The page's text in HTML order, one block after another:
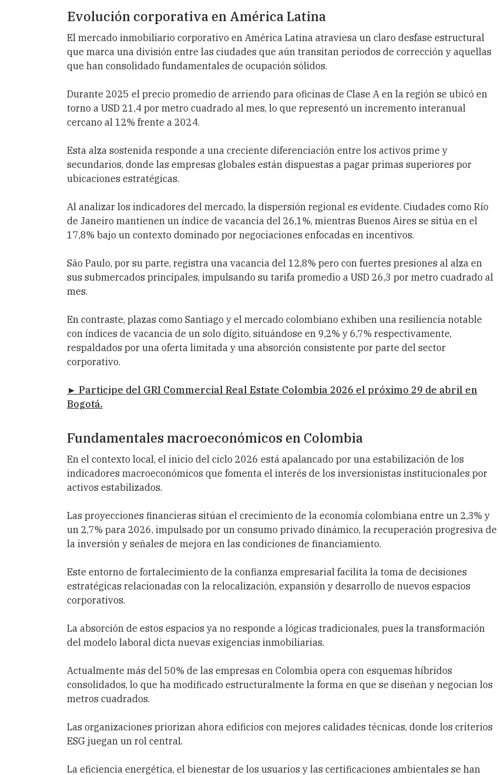
Evolución corporativa en América Latina
El mercado inmobiliario corporativo en América Latina atraviesa un claro desfase estructural
que marca una división entre las ciudades que aún transitan periodos de corrección y aquellas
que han consolidado fundamentales de ocupación sólidos.
Durante 2025 el precio promedio de arriendo para oficinas de Clase A en la región se ubicó en
torno a USD 21,4 por metro cuadrado al mes, lo que representó un incremento interanual
cercano al 12% frente a 2024.
Esta alza sostenida responde a una creciente diferenciación entre los activos prime y
secundarios, donde las empresas globales están dispuestas a pagar primas superiores por
ubicaciones estratégicas.
Al analizar los indicadores del mercado, la dispersión regional es evidente. Ciudades como Río
de Janeiro mantienen un índice de vacancia del 26,1%, mientras Buenos Aires se sitúa en el
17,8% bajo un contexto dominado por negociaciones enfocadas en incentivos.
São Paulo, por su parte, registra una vacancia del 12,8% pero con fuertes presiones al alza en
sus submercados principales, impulsando su tarifa promedio a USD 26,3 por metro cuadrado al
mes.
En contraste, plazas como Santiago y el mercado colombiano exhiben una resiliencia notable
con índices de vacancia de un solo dígito, situándose en 9,2% y 6,7% respectivamente,
respaldados por una oferta limitada y una absorción consistente por parte del sector
corporativo.
► Participe del GRI Commercial Real Estate Colombia 2026 el próximo 29 de abril en
Bogotá.
Fundamentales macroeconómicos en Colombia
En el contexto local, el inicio del ciclo 2026 está apalancado por una estabilización de los
indicadores macroeconómicos que fomenta el interés de los inversionistas institucionales por
activos estabilizados.
Las proyecciones financieras sitúan el crecimiento de la economía colombiana entre un 2,3% y
un 2,7% para 2026, impulsado por un consumo privado dinámico, la recuperación progresiva de
la inversión y señales de mejora en las condiciones de financiamiento.
Este entorno de fortalecimiento de la confianza empresarial facilita la toma de decisiones
estratégicas relacionadas con la relocalización, expansión y desarrollo de nuevos espacios
corporativos.
La absorción de estos espacios ya no responde a lógicas tradicionales, pues la transformación
del modelo laboral dicta nuevas exigencias inmobiliarias.
Actualmente más del 50% de las empresas en Colombia opera con esquemas híbridos
consolidados, lo que ha modificado estructuralmente la forma en que se diseñan y negocian los
metros cuadrados.
Las organizaciones priorizan ahora edificios con mejores calidades técnicas, donde los criterios
ESG juegan un rol central.
La eficiencia energética, el bienestar de los usuarios y las certificaciones ambientales se han